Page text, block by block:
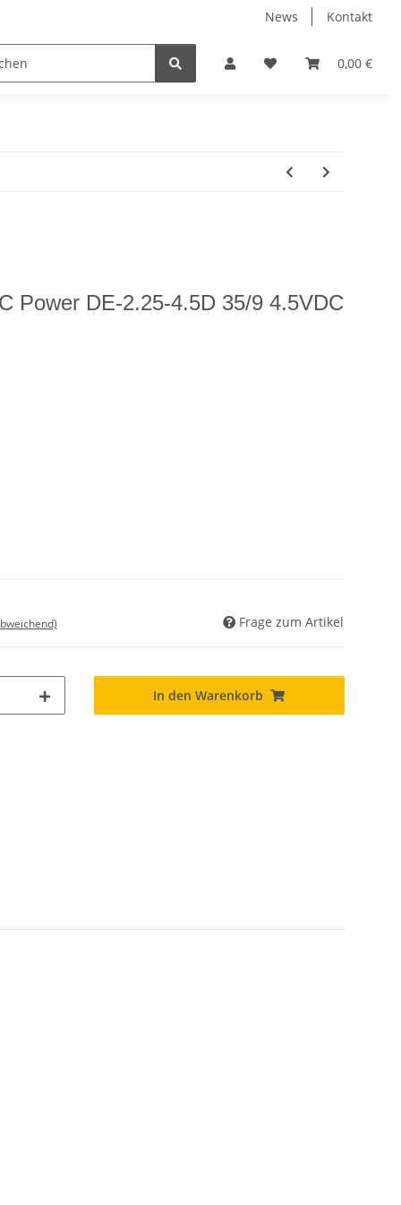
News Kontakt
0,00 €
Power DE-2.25-4.5D 35/9 4.5VDC
Frage zum Artikel
In den Warenkorb